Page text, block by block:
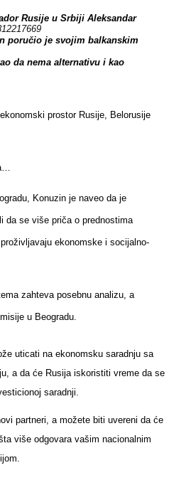
Rusije u Srbiji Aleksandar
poručio je svojim balkanskim
da nema alternativu i kao
prostor Rusije, Belorusije
Konuzin je naveo da je
da se više priča o prednostima
ekonomske i socijalno-
zahteva posebnu analizu, a
u Beogradu.
uticati na ekonomsku saradnju sa
a da će Rusija iskoristiti vreme da se
saradnji.
partneri, a možete biti uvereni da će
više odgovara vašim nacionalnim